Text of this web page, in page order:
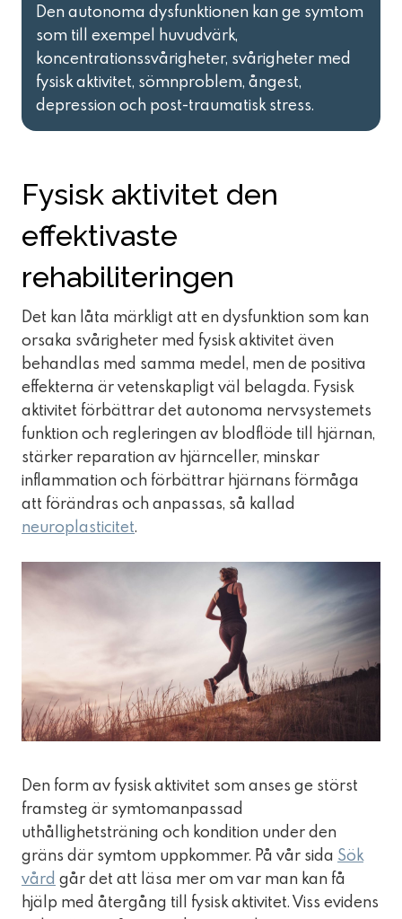
Den autonoma dysfunktionen kan ge symtom
som till exempel huvudvärk,
koncentrationssvårigheter, svårigheter med
fysisk aktivitet, sömnproblem, ångest,
depression och post-traumatisk stress.
Fysisk aktivitet den
effektivaste
rehabiliteringen
Det kan låta märkligt att en dysfunktion som kan
orsaka svårigheter med fysisk aktivitet även
behandlas med samma medel, men de positiva
effekterna är vetenskapligt väl belagda. Fysisk
aktivitet förbättrar det autonoma nervsystemets
funktion och regleringen av blodflöde till hjärnan,
stärker reparation av hjärnceller, minskar
inflammation och förbättrar hjärnans förmåga
att förändras och anpassas, så kallad
neuroplasticitet.
Den form av fysisk aktivitet som anses ge störst
framsteg är symtomanpassad
uthållighetsträning och kondition under den
gräns där symtom uppkommer. På vår sida Sök
vård går det att läsa mer om var man kan få
hjälp med återgång till fysisk aktivitet. Viss evidens